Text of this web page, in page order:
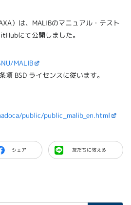
）は、MALIBのマニュアル・テスト
にて公開しました。
MALIB
項 BSD ライセンスに従います。
public/public_malib_en.html
シェア 友だちに教える